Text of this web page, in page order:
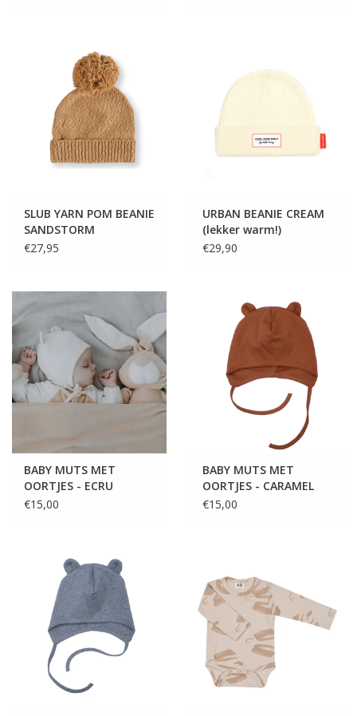
SLUB YARN POM BEANIE
SANDSTORM
€27,95
URBAN BEANIE CREAM
(lekker warm!)
€29,90
BABY MUTS MET
OORTJES - ECRU
€15,00
BABY MUTS MET
OORTJES - CARAMEL
€15,00